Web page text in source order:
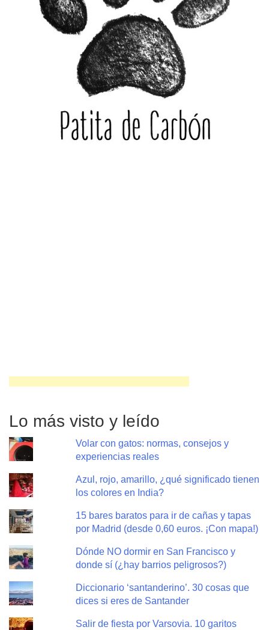
Lo más visto y leído
Volar con gatos: normas, consejos y
experiencias reales
Azul, rojo, amarillo, ¿qué significado tienen
los colores en India?
15 bares baratos para ir de cañas y tapas
por Madrid (desde 0,60 euros. ¡Con mapa!)
Dónde NO dormir en San Francisco y
donde sí (¿hay barrios peligrosos?)
Diccionario ‘santanderino’. 30 cosas que
dices si eres de Santander
Salir de fiesta por Varsovia. 10 garitos